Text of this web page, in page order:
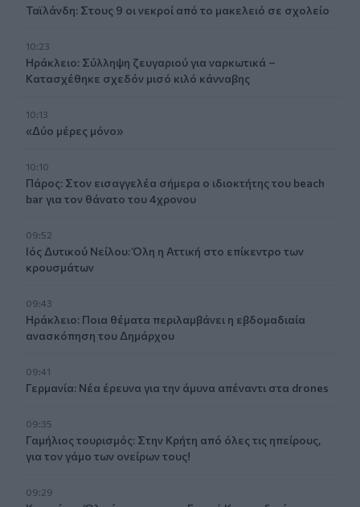
Ταϊλάνδη: Στους 9 οι νεκροί από το μακελειό σε σχολείο
10:23
Ηράκλειο: Σύλληψη ζευγαριού για ναρκωτικά –
Κατασχέθηκε σχεδόν μισό κιλό κάνναβης
10:13
«Δύο μέρες μόνο»
10:10
Πάρος: Στον εισαγγελέα σήμερα ο ιδιοκτήτης του beach
bar για τον θάνατο του 4χρονου
09:52
Ιός Δυτικού Νείλου: Όλη η Αττική στο επίκεντρο των
κρουσμάτων
09:43
Ηράκλειο: Ποια θέματα περιλαμβάνει η εβδομαδιαία
ανασκόπηση του Δημάρχου
09:41
Γερμανία: Νέα έρευνα για την άμυνα απέναντι στα drones
09:35
Γαμήλιος τουρισμός: Στην Κρήτη από όλες τις ηπείρους,
για τον γάμο των ονείρων τους!
09:29